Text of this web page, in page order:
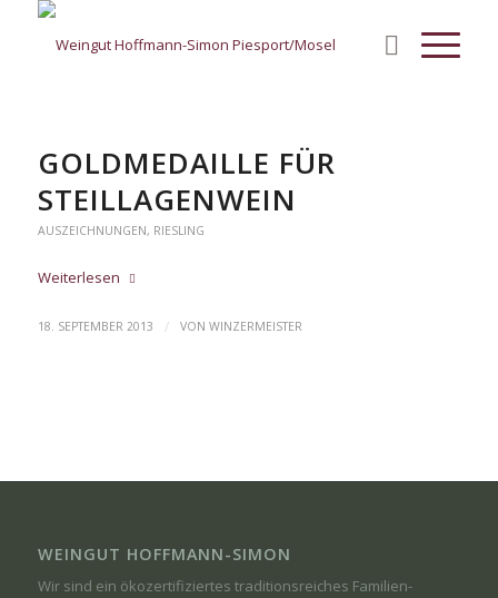
GOLDMEDAILLE FÜR
STEILLAGENWEIN
AUSZEICHNUNGEN, RIESLING
Weiterlesen
18. SEPTEMBER 2013 / VON WINZERMEISTER
WEINGUT HOFFMANN-SIMON
Wir sind ein ökozertifiziertes traditionsreiches Familien-